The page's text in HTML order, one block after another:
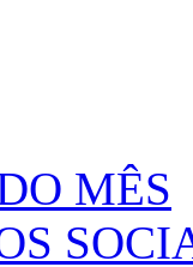
MÊS